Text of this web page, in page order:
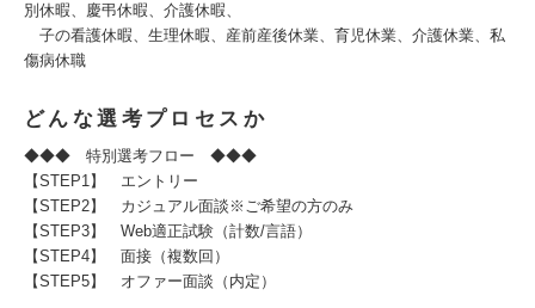
別休暇、慶弔休暇、介護休暇、
子の看護休暇、生理休暇、産前産後休業、育児休業、介護休業、私
傷病休職
どんな選考プロセスか
◆◆◆ 特別選考フロー ◆◆◆
【STEP1】 エントリー
【STEP2】 カジュアル面談※ご希望の方のみ
【STEP3】 Web適正試験（計数/言語）
【STEP4】 面接（複数回）
【STEP5】 オファー面談（内定）